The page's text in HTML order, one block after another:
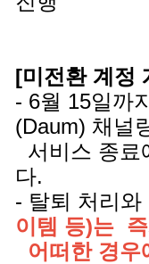
[미전환 계정
- 6월 15일까
(Daum) 채널
서비스 종료
다.
- 탈퇴 처리와
이템 등)는
어떠한 경우